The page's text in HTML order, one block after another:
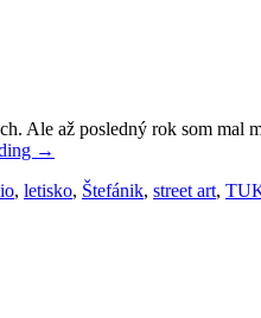
Ale až posledný rok som
→
, letisko, Štefánik, street art,